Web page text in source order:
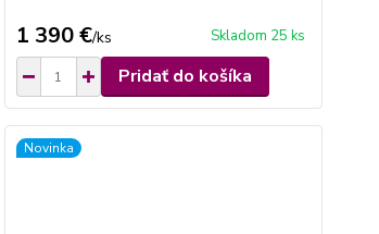
1 390 €/ks Skladom 25 ks
Pridať do košíka
Novinka